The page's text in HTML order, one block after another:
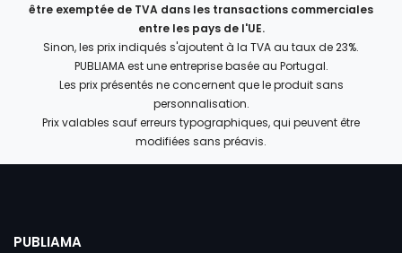
être exemptée de TVA dans les transactions commerciales
entre les pays de l'UE.
Sinon, les prix indiqués s'ajoutent à la TVA au taux de 23%.
PUBLIAMA est une entreprise basée au Portugal.
Les prix présentés ne concernent que le produit sans
personnalisation.
Prix valables sauf erreurs typographiques, qui peuvent être
modifiées sans préavis.
PUBLIAMA